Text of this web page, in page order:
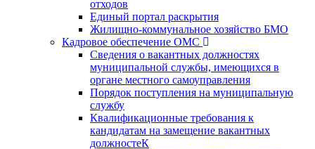
отходов
Единый портал раскрытия
Жилищно-коммунальное хозяйство БМО
Кадровое обеспечение ОМС
Сведения о вакантных должностях
муниципальной службы, имеющихся в
органе местного самоуправления
Порядок поступления на муниципальную
службу
Квалификационные требования к
кандидатам на замещение вакантных
должностеК